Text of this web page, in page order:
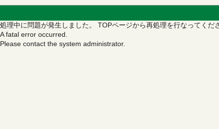
処理中に問題が発生しました。 TOPページから再処理を行なってくだ
A fatal error occurred.
Please contact the system administrator.